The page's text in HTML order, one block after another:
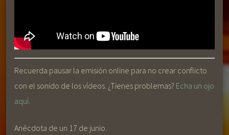
Recuerda pausar la emisión online para no crear conflicto
con el sonido de los vídeos. ¿Tienes problemas? Echa un ojo
aquí.
Anécdota de un 17 de junio.